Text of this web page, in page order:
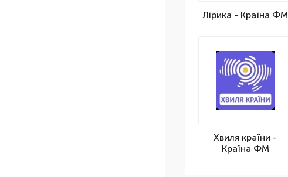
Лірика - Країна ФМ
Хвиля країни -
Країна ФМ